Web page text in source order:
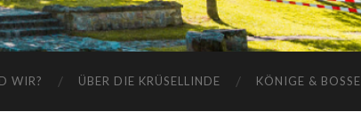
WIR? ÜBER DIE KRÜSELLINDE KÖNIGE & BOSSE